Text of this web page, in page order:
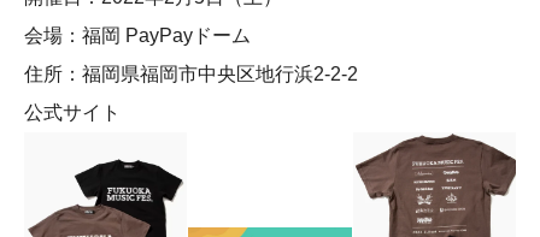
会場：福岡 PayPayドーム
住所：福岡県福岡市中央区地行浜2-2-2
公式サイト